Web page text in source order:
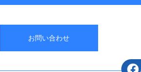
お問い合わせ